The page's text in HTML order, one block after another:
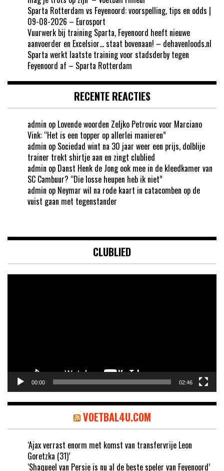
Sparta Rotterdam vs Feyenoord: voorspelling, tips en odds |
09-08-2026 – Eurosport
Vuurwerk bij training Sparta, Feyenoord heeft nieuwe
aanvoerder en Excelsior… staat bovenaan! – dehavenloods.nl
Sparta werkt laatste training voor stadsderby tegen
Feyenoord af – Sparta Rotterdam
RECENTE REACTIES
admin op Lovende woorden Zeljko Petrovic voor Marciano
Vink: “Het is een topper op allerlei manieren”
admin op Sociedad wint na 30 jaar weer een prijs, dolblije
trainer trekt shirtje aan en zingt clublied
admin op Danst Henk de Jong ook mee in de kleedkamer van
SC Cambuur? “Die losse heupen heb ik niet”
admin op Neymar wil na rode kaart in catacomben op de
vuist gaan met tegenstander
CLUBLIED
00:00 02:46
VOETBAL4U.COM
‘Ajax verrast enorm met komst van transfervrije Leon
Goretzka (31)’
‘Shaqueel van Persie is nu al de beste speler van Feyenoord’